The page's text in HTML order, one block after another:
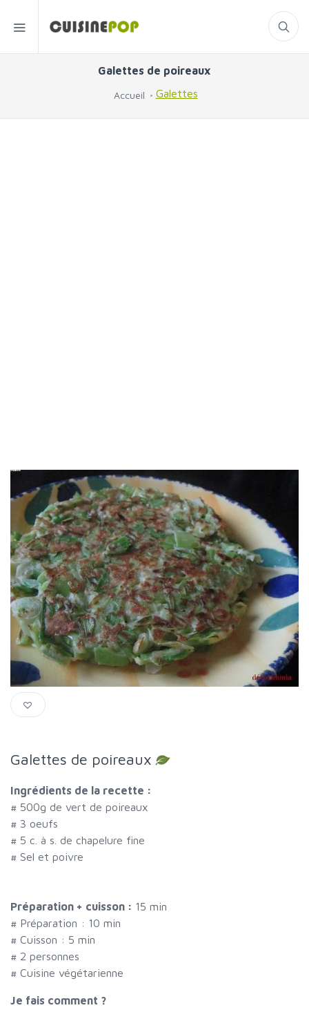
Galettes de poireaux
Accueil Galettes
Galettes de poireaux
Ingrédients de la recette :
# 500g de vert de poireaux
# 3 oeufs
# 5 c. à s. de chapelure fine
# Sel et poivre
Préparation + cuisson : 15 min
# Préparation : 10 min
# Cuisson : 5 min
# 2 personnes
# Cuisine végétarienne
Je fais comment ?